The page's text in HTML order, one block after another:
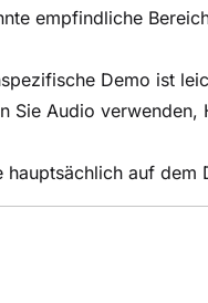
empfindliche
Demo ist
Sie Audio verwenden,
auf dem